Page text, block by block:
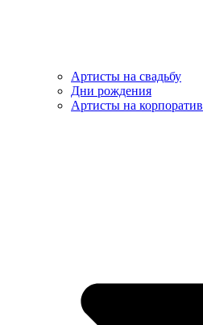
Артисты на свадьбу
Дни рождения
Артисты на корпоратив